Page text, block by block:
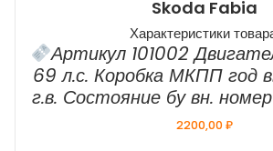
Skoda Fabia
Характеристики
Артикул 101002
69 л.с. Коробка МКПП год
г.в. Состояние бу вн.
2200,00₽